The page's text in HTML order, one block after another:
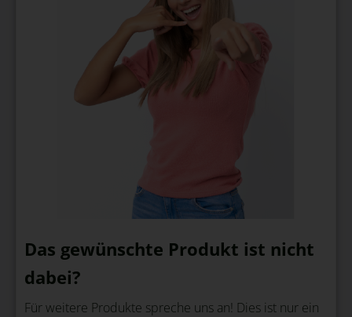
Das gewünschte Produkt ist nicht
dabei?
Für weitere Produkte spreche uns an! Dies ist nur ein